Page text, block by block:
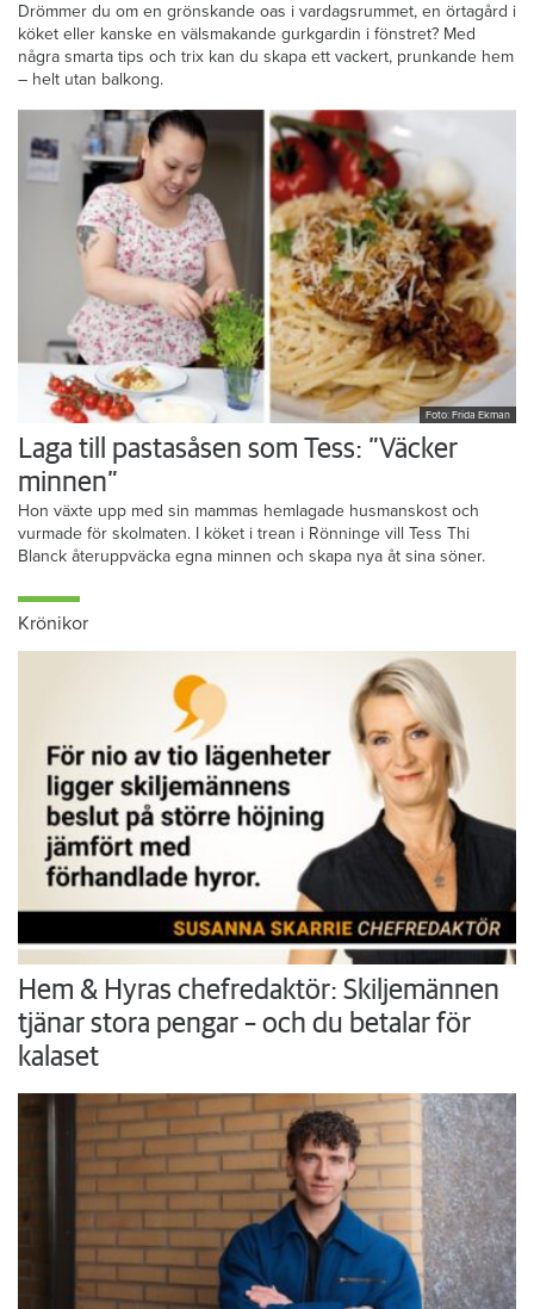
Drömmer du om en grönskande oas i vardagsrummet, en örtagård i
köket eller kanske en välsmakande gurkgardin i fönstret? Med
några smarta tips och trix kan du skapa ett vackert, prunkande hem
– helt utan balkong.
Foto: Frida Ekman
Laga till pastasåsen som Tess: ”Väcker
minnen”
Hon växte upp med sin mammas hemlagade husmanskost och
vurmade för skolmaten. I köket i trean i Rönninge vill Tess Thi
Blanck återuppväcka egna minnen och skapa nya åt sina söner.
Krönikor
Hem & Hyras chefredaktör: Skiljemännen
tjänar stora pengar – och du betalar för
kalaset